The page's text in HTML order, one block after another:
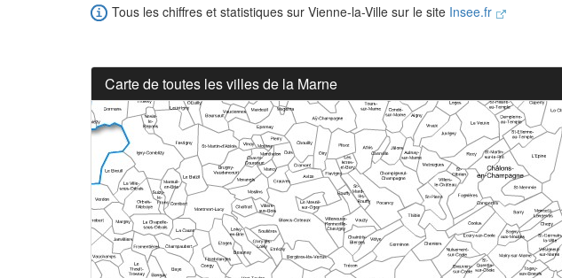
Tous les chiffres et statistiques sur Vienne-la-Ville sur le site Insee.fr
Carte de toutes les villes de la Marne